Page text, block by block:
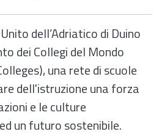
dell’Adriatico di Duino
dei Collegi del Mondo
una rete di scuole
dell'istruzione una forza
e le culture
un futuro sostenibile.